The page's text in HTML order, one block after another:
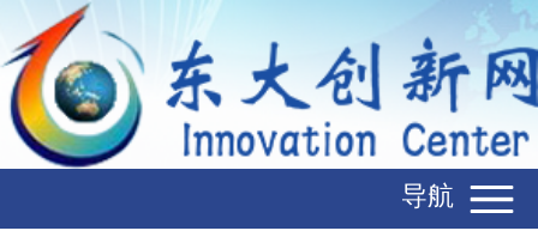
导航